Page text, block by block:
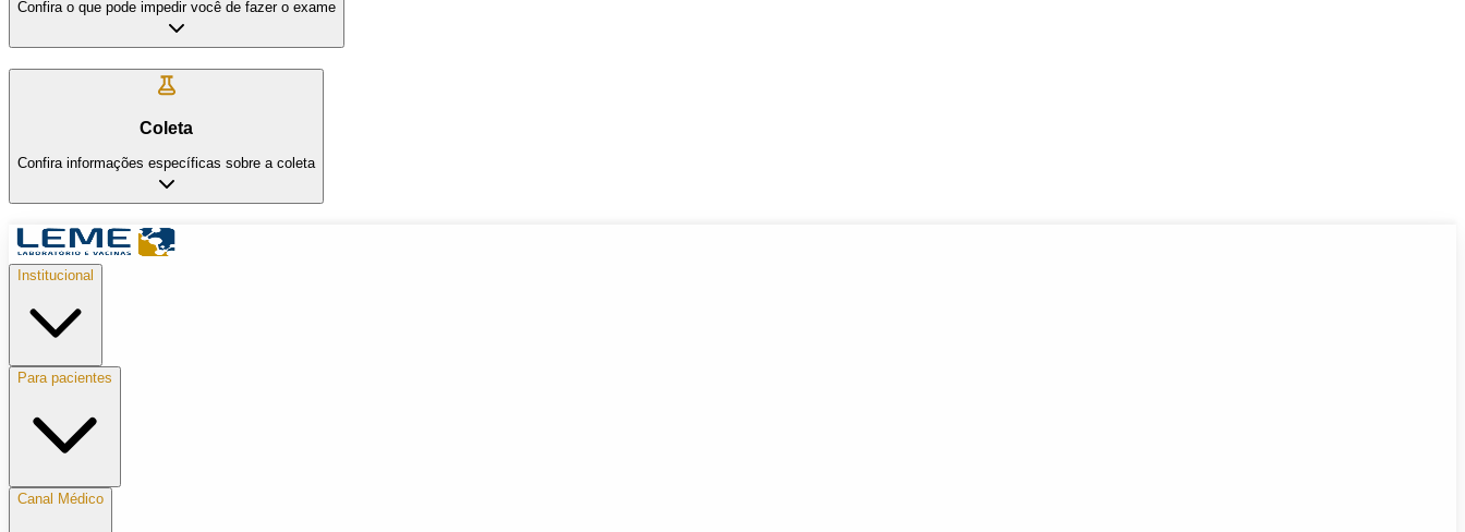
Confira o que pode impedir você de fazer o exame
Coleta
Confira informações específicas sobre a coleta
Institucional
Para pacientes
Canal Médico